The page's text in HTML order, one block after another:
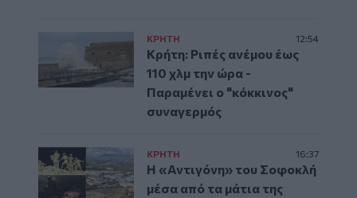
ΚΡΗΤΗ 12:54
Κρήτη: Ριπές ανέμου έως
110 χλμ την ώρα -
Παραμένει ο "κόκκινος"
συναγερμός
ΚΡΗΤΗ 16:37
Η «Αντιγόνη» του Σοφοκλή
μέσα από τα μάτια της